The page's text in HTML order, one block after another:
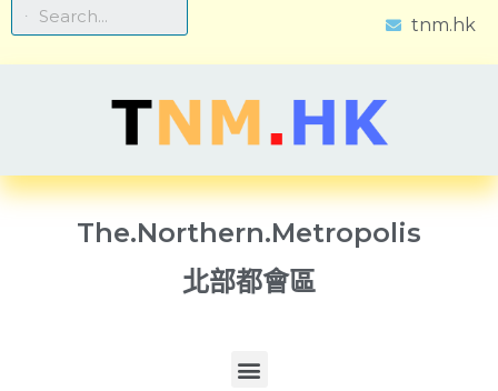
tnm.hk
The.Northern.Metropolis
北部都會區